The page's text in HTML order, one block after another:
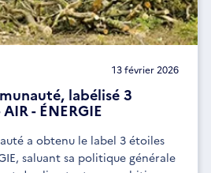
13 février 2026
labélisé 3
- ÉNERGIE
a obtenu le label 3 étoiles
saluant sa politique générale